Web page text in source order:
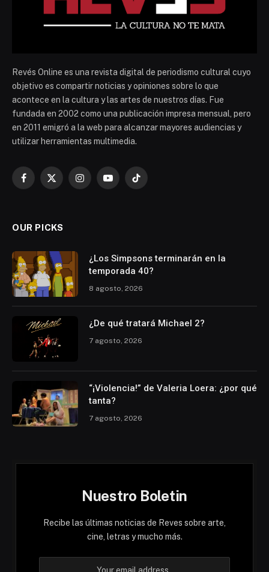
Revés Online es una revista digital de periodismo cultural cuyo
objetivo es compartir noticias y opiniones sobre lo que
acontece en la cultura y las artes de nuestros días. Fue
fundada en 2002 como una publicación impresa mensual, pero
en 2011 emigró a la web para alcanzar mayores audiencias y
utilizar herramientas multimedia.
Facebook
X
InstagramYouTubeTikTok
OUR PICKS
¿Los Simpsons terminarán en la
temporada 40?
8 agosto, 2026
¿De qué tratará Michael 2?
7 agosto, 2026
“¡Violencia!” de Valeria Loera: ¿por qué
tanta?
7 agosto, 2026
Nuestro Boletin
Recibe las últimas noticias de Reves sobre arte,
cine, letras y mucho más.